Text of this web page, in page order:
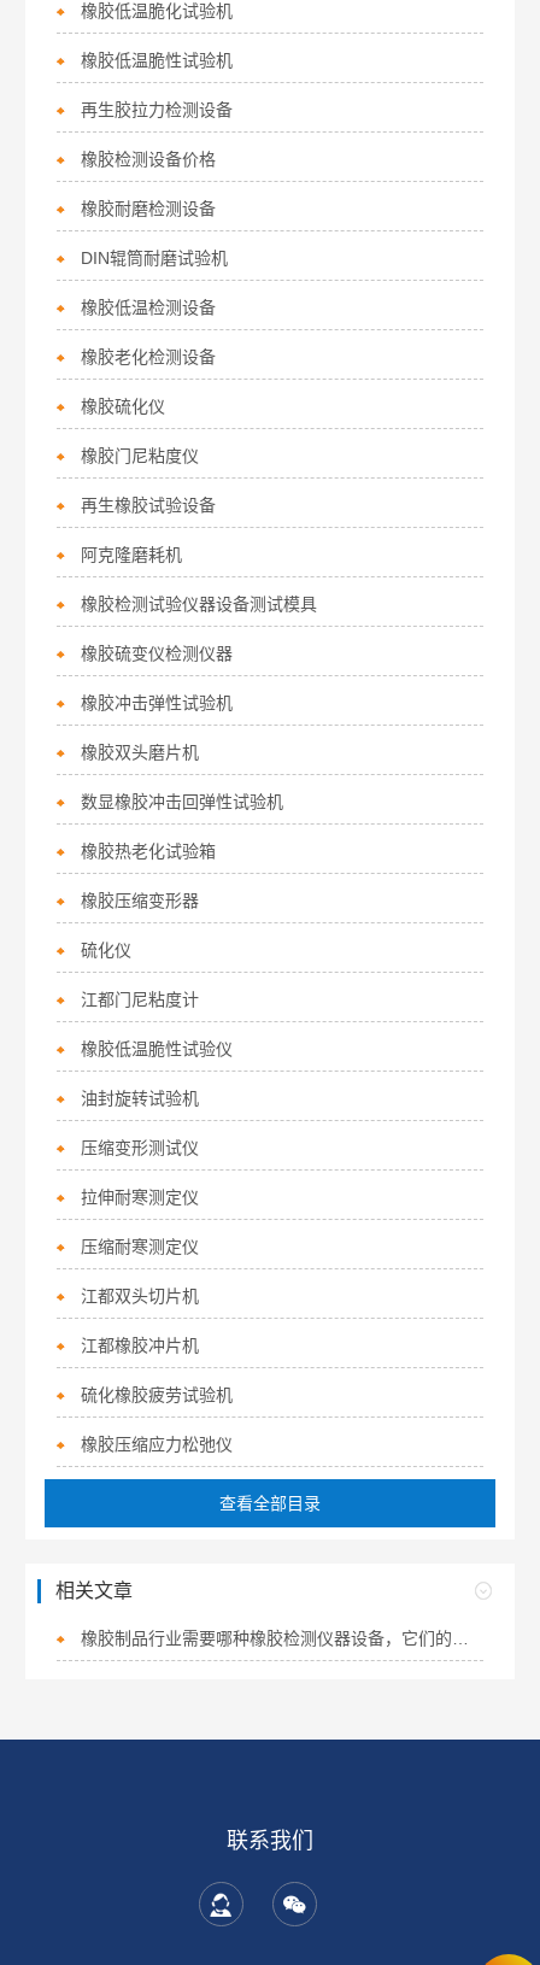
橡胶低温脆化试验机
橡胶低温脆性试验机
再生胶拉力检测设备
橡胶检测设备价格
橡胶耐磨检测设备
DIN辊筒耐磨试验机
橡胶低温检测设备
橡胶老化检测设备
橡胶硫化仪
橡胶门尼粘度仪
再生橡胶试验设备
阿克隆磨耗机
橡胶检测试验仪器设备测试模具
橡胶硫变仪检测仪器
橡胶冲击弹性试验机
橡胶双头磨片机
数显橡胶冲击回弹性试验机
橡胶热老化试验箱
橡胶压缩变形器
硫化仪
江都门尼粘度计
橡胶低温脆性试验仪
油封旋转试验机
压缩变形测试仪
拉伸耐寒测定仪
压缩耐寒测定仪
江都双头切片机
江都橡胶冲片机
硫化橡胶疲劳试验机
橡胶压缩应力松弛仪
查看全部目录
相关文章
联系我们